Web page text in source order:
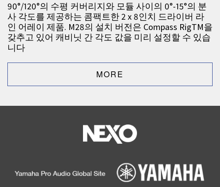
90°/120°의 수평 커버리지와 모듈 사이의 0°-15°의 분
사 각도를 제공하는 콤팩트한 2 x 8인치 드라이버 라
인 어레이 제품. M28의 설치 버전은 Compass RigTM을
갖추고 있어 캐비닛 간 각도 값을 미리 설정할 수 있습
니다